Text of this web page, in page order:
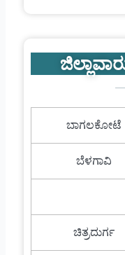
ಬಾಗಲಕೋಟೆ
ಬೆಳಗಾವಿ
ಚಿತ್ರದುರ್ಗ